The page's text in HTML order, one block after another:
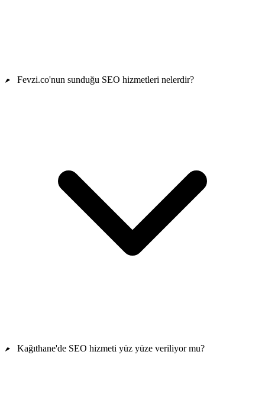
Fevzi.co'nun sunduğu SEO hizmetleri nelerdir?
Kağıthane'de SEO hizmeti yüz yüze veriliyor mu?